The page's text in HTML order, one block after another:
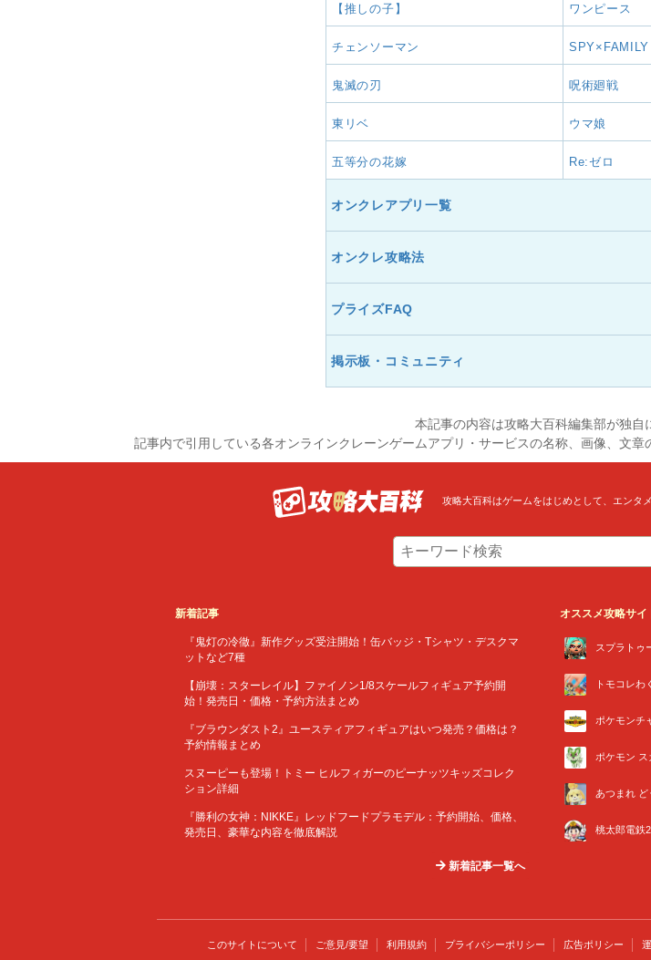
【推しの子】 ワンピース
チェンソーマン SPY×FAMILY
鬼滅の刃 呪術廻戦
東リベ ウマ娘
五等分の花嫁 Re:ゼロ
オンクレアプリ一覧
オンクレ攻略法
プライズFAQ
掲示板・コミュニティ
本記事の内容は攻略大百科編集部が独自
記事内で引用している各オンラインクレーンゲームアプリ・サービスの名称、画像、文
攻略大百科はゲームをはじめとして、エンタ
新着記事
『鬼灯の冷徹』新作グッズ受注開始！缶バッジ・Tシャツ・デスクマ
ットなど7種
【崩壊：スターレイル】ファイノン1/8スケールフィギュア予約開
始！発売日・価格・予約方法まとめ
『ブラウンダスト2』ユースティアフィギュアはいつ発売？価格は？
予約情報まとめ
スヌーピーも登場！トミー ヒルフィガーのピーナッツキッズコレク
ション詳細
『勝利の女神：NIKKE』レッドフードプラモデル：予約開始、価格、
発売日、豪華な内容を徹底解説
新着記事一覧へ
オススメ攻略サイ
スプラトゥ
トモコレわ
ポケモンチ
ポケモン ス
あつまれ
桃太郎電鉄2
このサイトについて ご意見/要望 利用規約 プライバシーポリシー 広告ポリシー